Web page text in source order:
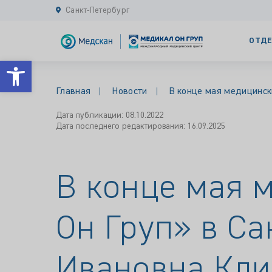
Открыть панель инструментов
Санкт-Петербург
Главная Новости В конце мая
Дата публикации: 08.10.2022
Дата последнего редактирования: 16.09.2025
В конце мая
Он Груп» в